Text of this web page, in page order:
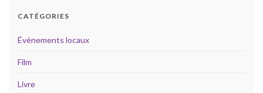
CATÉGORIES
Évènements locaux
Film
Livre